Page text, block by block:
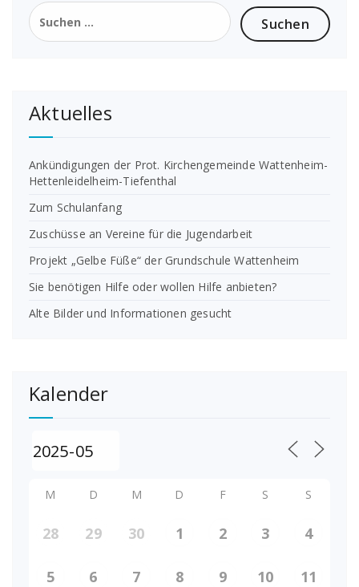
Suchen
nach:
Aktuelles
Ankündigungen der Prot. Kirchengemeinde Wattenheim-
Hettenleidelheim-Tiefenthal
Zum Schulanfang
Zuschüsse an Vereine für die Jugendarbeit
Projekt „Gelbe Füße“ der Grundschule Wattenheim
Sie benötigen Hilfe oder wollen Hilfe anbieten?
Alte Bilder und Informationen gesucht
Kalender
M D M D F S S
28 29 30 1 2 3 4
5 6 7 8 9 10 11